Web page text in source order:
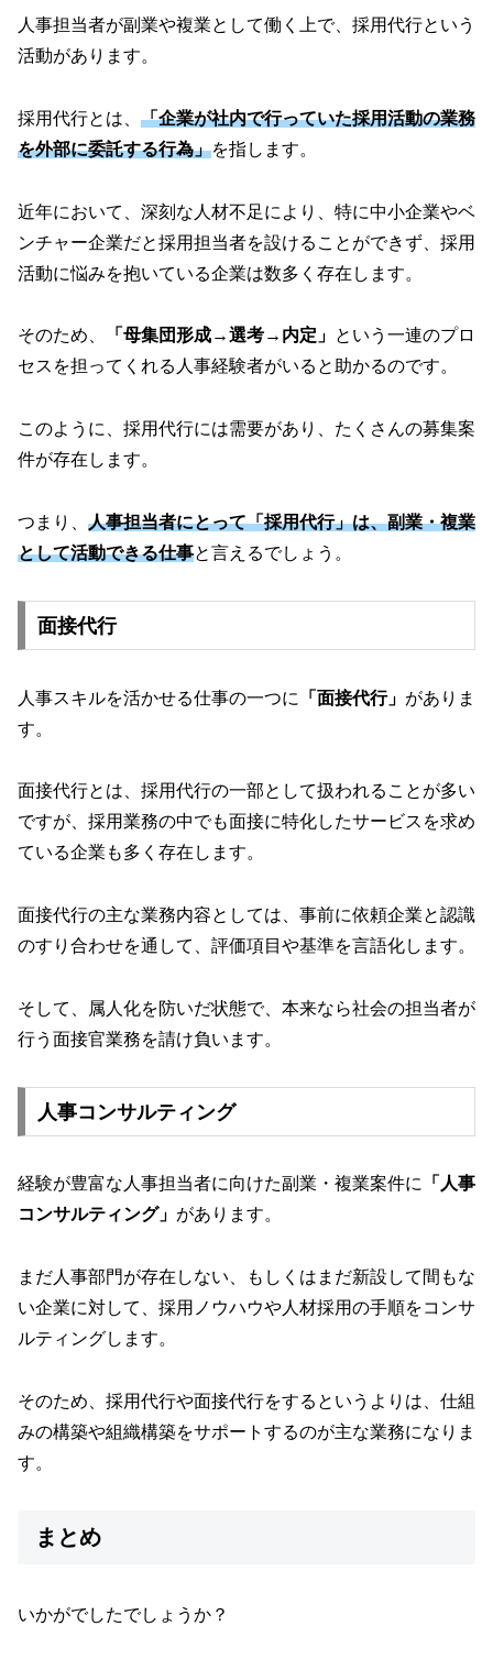
人事担当者が副業や複業として働く上で、採用代行という
活動があります。
採用代行とは、 「企業が社内で行っていた採用活動の業務
を外部に委託する行為」を指します。
近年において、深刻な人材不足により、特に中小企業やベ
ンチャー企業だと採用担当者を設けることができず、採用
活動に悩みを抱いている企業は数多く存在します。
そのため、 「母集団形成→選考→内定」 という一連のプロ
セスを担ってくれる人事経験者がいると助かるのです。
このように、採用代行には需要があり、たくさんの募集案
件が存在します。
つまり、 人事担当者にとって「採用代行」は、副業・複業
として活動できる仕事と言えるでしょう。
面接代行
人事スキルを活かせる仕事の一つに 「面接代行」 がありま
す。
面接代行とは、採用代行の一部として扱われることが多い
ですが、採用業務の中でも面接に特化したサービスを求め
ている企業も多く存在します。
面接代行の主な業務内容としては、事前に依頼企業と認識
のすり合わせを通して、評価項目や基準を言語化します。
そして、属人化を防いだ状態で、本来なら社会の担当者が
行う面接官業務を請け負います。
人事コンサルティング
経験が豊富な人事担当者に向けた副業・複業案件に 「人事
コンサルティング」 があります。
まだ人事部門が存在しない、もしくはまだ新設して間もな
い企業に対して、採用ノウハウや人材採用の手順をコンサ
ルティングします。
そのため、採用代行や面接代行をするというよりは、仕組
みの構築や組織構築をサポートするのが主な業務になりま
す。
まとめ
いかがでしたでしょうか？